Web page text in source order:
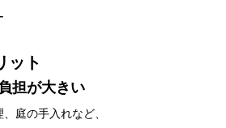
ット
担が大きい
庭の手入れなど、